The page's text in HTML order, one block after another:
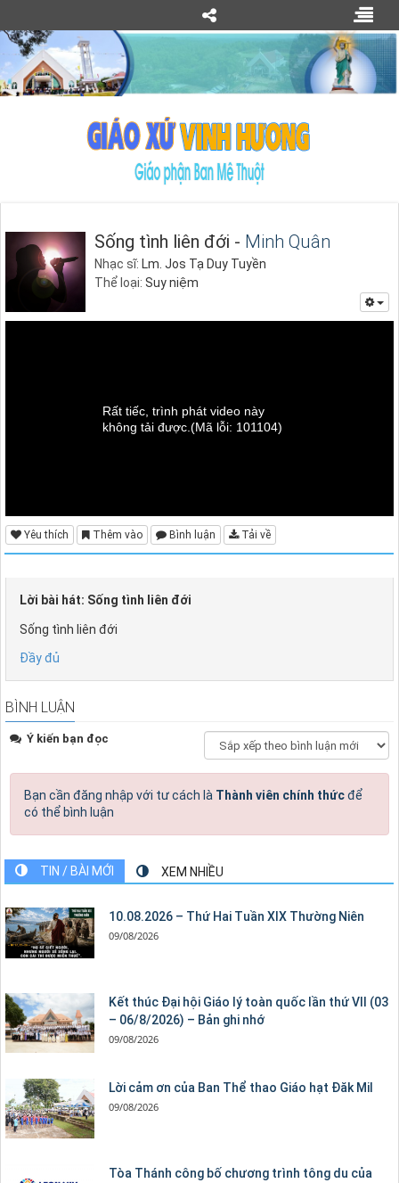
Sống tình liên đới - Minh Quân
Nhạc sĩ: Lm. Jos Tạ Duy Tuyền
Thể loại: Suy niệm
Rất tiếc, trình phát video này
không tải được. (Mã lỗi: 101104)
Yêu thích Thêm vào Bình luận Tải về
Lời bài hát: Sống tình liên đới
Sống tình liên đới
Đầy đủ
BÌNH LUẬN
Ý kiến bạn đọc
Bạn cần đăng nhập với tư cách là Thành viên chính thứcđể
có thể bình luận
TIN / BÀI MỚI XEM NHIỀU
10.08.2026 – Thứ Hai Tuần XIX Thường Niên
09/08/2026
Kết thúc Đại hội Giáo lý toàn quốc lần thứ VII (03
– 06/8/2026) – Bản ghi nhớ
09/08/2026
Lời cảm ơn của Ban Thể thao Giáo hạt Đăk Mil
09/08/2026
Tòa Thánh công bố chương trình tông du của